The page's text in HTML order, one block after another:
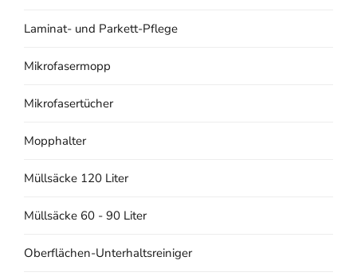
Laminat- und Parkett-Pflege
Mikrofasermopp
Mikrofasertücher
Mopphalter
Müllsäcke 120 Liter
Müllsäcke 60 - 90 Liter
Oberflächen-Unterhaltsreiniger